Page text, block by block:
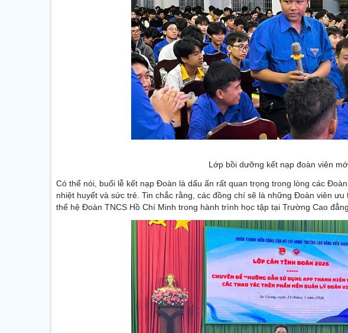
Lớp bồi dưỡng kết nạp đoàn viên
Có thể nói, buổi lễ kết nạp Đoàn là dấu ấn rất quan trọng trong lòng các
nhiệt huyết và sức trẻ. Tin chắc rằng, các đồng chí sẽ là những Đoàn viên
thế hệ Đoàn TNCS Hồ Chí Minh trong hành trình học tập tại Trường Cao